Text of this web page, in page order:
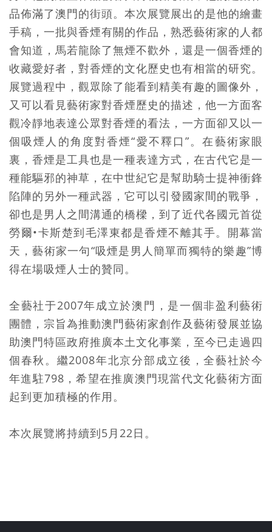
品佈滿了澳門的街頭。本次展覽展出的是他的繪畫
手稿，一批與香煙有關的作品，熟悉藝術家的人都
會知道，馬若龍除了無煙不歡外，還是一個香煙的
收藏愛好者，對香煙的文化歷史也有相當的研究。
展覽過程中，觀眾除了能看到精美有趣的圖像外，
又可以看見藝術家對香煙歷史的描述，他一方面客
觀冷靜地表達公眾對香煙的看法，一方面卻又以一
個吸煙人的角度對香煙“愛不釋口”。在藝術家眼
裏，香煙是工具也是一種表達方式，在古代它是一
種能驅邪的神草，在中世紀它是幫助騎士提神衝鋒
陷陣的另外一種武器，它可以引發國家間的戰爭，
卻也是男人之間溝通的橋樑，到了近代各國元首從
勞爾•卡斯楚到毛澤東都是香煙不離其手。開幕當
天，藝術家一句“吸煙是男人簡單而獨特的樂趣”博
得在場吸煙人士的贊同。
全藝社于2007年成立於澳門，是一個非盈利藝術
團體，宗旨為推動澳門藝術家創作及藝術發展並協
助澳門特區政府推廣本土文化事業，至今已走過四
個春秋。繼2008年北京分部成立後，全藝社於今
年進駐798，希望在推廣澳門現當代文化藝術方面
起到更加積極的作用。
本次展覽將持續到5月22日。